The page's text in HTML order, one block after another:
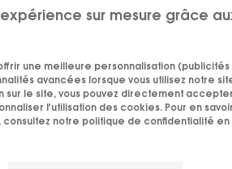
Soyez le
L’Après-
d'origine
et hydrate les
reflets dorés.
sur mesure grâce
une meilleure personnalisation (publicités
avancées lorsque vous utilisez notre
sur le site, vous pouvez directement
l'utilisation des cookies. Pour en
notre politique de confidentialité en